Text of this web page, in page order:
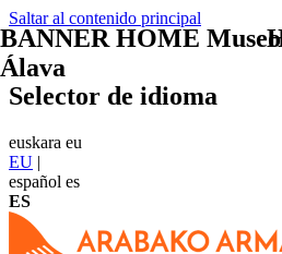
Saltar al contenido principal
Selector de idioma
euskara eu
EU |
español es
ES
BANNER HOME
Álava